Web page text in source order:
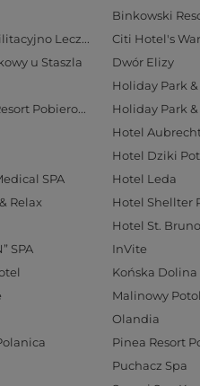
Binkowski
Centrum Rehabilitacyjno Lecznicze Rezydencja LIVE
Citi Hotel's
u Staszla
Dwór Elizy
Holiday Park
Holiday Park & Resort Pobierowo
Holiday Park
Hotel Dziki
SPA
Hotel Leda
Relax
Hotel Shellter
Hotel St. Bruno
SPA
InVite
Końska Dolina
Malinowy
Olandia
Pinea Resort
Puchacz Spa